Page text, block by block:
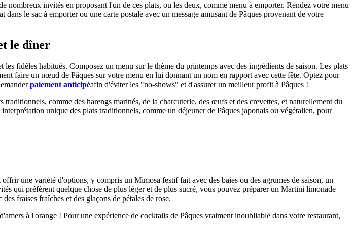
invités en proposant l'un de ces plats, ou les deux, comme menu à emporter. Rendez votre menu
le sac à emporter ou une carte postale avec un message amusant de Pâques provenant de votre
le dîner
fidèles habitués. Composez un menu sur le thème du printemps avec des ingrédients de saison. Les plats
faire un nœud de Pâques sur votre menu en lui donnant un nom en rapport avec cette fête. Optez pour
paiement anticipéafin d'éviter les "no-shows" et d'assurer un meilleur profit à Pâques !
comme des harengs marinés, de la charcuterie, des œufs et des crevettes, et naturellement du
unique des plats traditionnels, comme un déjeuner de Pâques japonais ou végétalien, pour
une variété d'options, y compris un Mimosa festif fait avec des baies ou des agrumes de saison, un
qui préfèrent quelque chose de plus léger et de plus sucré, vous pouvez préparer un Martini limonade
fraises fraîches et des glaçons de pétales de rose.
à l'orange ! Pour une expérience de cocktails de Pâques vraiment inoubliable dans votre restaurant,